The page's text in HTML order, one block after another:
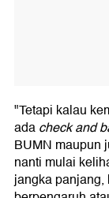
"Tetapi kalau
adacheck and
BUMN maupun
nanti mulai
jangka